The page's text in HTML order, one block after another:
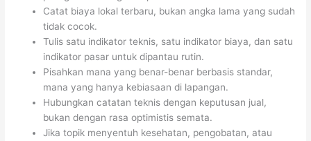
Catat biaya lokal terbaru, bukan angka lama yang sudah
tidak cocok.
Tulis satu indikator teknis, satu indikator biaya, dan satu
indikator pasar untuk dipantau rutin.
Pisahkan mana yang benar-benar berbasis standar,
mana yang hanya kebiasaan di lapangan.
Hubungkan catatan teknis dengan keputusan jual,
bukan dengan rasa optimistis semata.
Jika topik menyentuh kesehatan, pengobatan, atau